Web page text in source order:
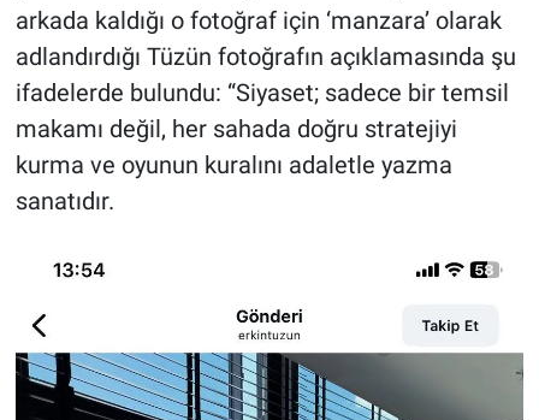
arkada kaldığı o fotoğraf için ‘manzara’ olarak
adlandırdığı Tüzün fotoğrafın açıklamasında şu
ifadelerde bulundu: “Siyaset; sadece bir temsil
makamı değil, her sahada doğru stratejiyi
kurma ve oyunun kuralını adaletle yazma
sanatıdır.